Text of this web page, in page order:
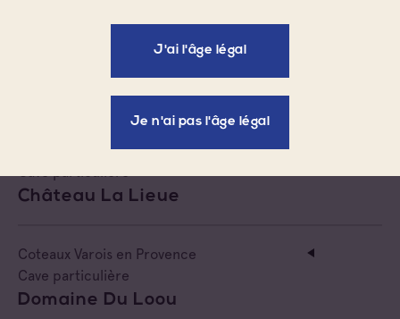
J'ai l'âge légal
Je n'ai pas l'âge légal
Coteaux Varois en Provence
Domaine De Ramatuelle
Coteaux Varois en Provence
Château La Lieue
Coteaux Varois en Provence
Cave particulière
Domaine Du Loou